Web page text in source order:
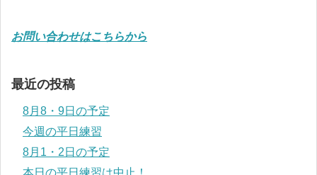
お問い合わせはこちらから
最近の投稿
8月8・9日の予定
今週の平日練習
8月1・2日の予定
本日の平日練習は中止！